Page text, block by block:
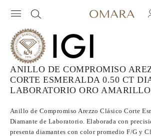
ANILLO DE COMPROMISO
CORTE ESMERALDA 0.50 CT
LABORATORIO ORO
Anillo de Compromiso Arezzo Clásico Corte
Diamante de Laboratorio. Elaborada con
presenta diamantes con color promedio F/G y